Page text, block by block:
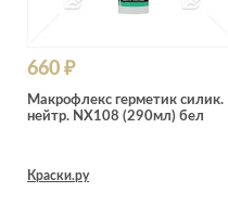
660 ₽
Макрофлекс герметик силик.
нейтр. NX108 (290мл) бел
Краски.ру